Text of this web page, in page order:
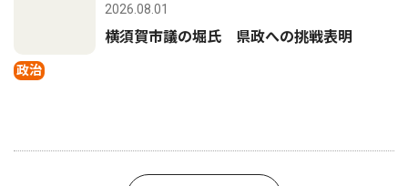
政治
2026.08.01
横須賀市議の堀氏 県政への挑戦表明